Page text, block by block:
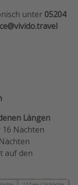
unter 05204
Längen
16 Nächten
auf den